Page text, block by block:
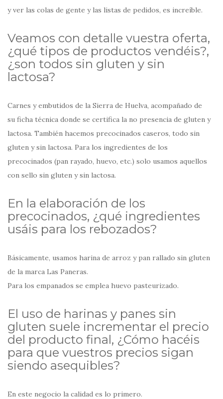
y ver las colas de gente y las listas de pedidos, es increíble.
Veamos con detalle vuestra oferta,
¿qué tipos de productos vendéis?,
¿son todos sin gluten y sin
lactosa?
Carnes y embutidos de la Sierra de Huelva, acompañado de
su ficha técnica donde se certifica la no presencia de gluten y
lactosa. También hacemos precocinados caseros, todo sin
gluten y sin lactosa. Para los ingredientes de los
precocinados (pan rayado, huevo, etc.) solo usamos aquellos
con sello sin gluten y sin lactosa.
En la elaboración de los
precocinados, ¿qué ingredientes
usáis para los rebozados?
Básicamente, usamos harina de arroz y pan rallado sin gluten
de la marca Las Paneras.
Para los empanados se emplea huevo pasteurizado.
El uso de harinas y panes sin
gluten suele incrementar el precio
del producto final, ¿Cómo hacéis
para que vuestros precios sigan
siendo asequibles?
En este negocio la calidad es lo primero.